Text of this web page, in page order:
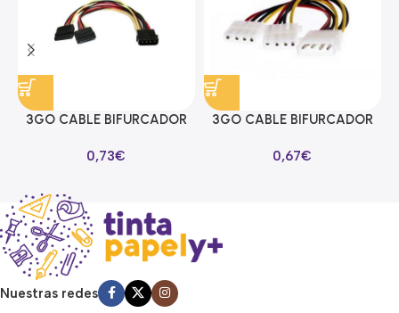
3GO CABLE BIFURCADOR
0,73€
3GO CABLE BIFURCADOR
0,67€
Nuestras redes